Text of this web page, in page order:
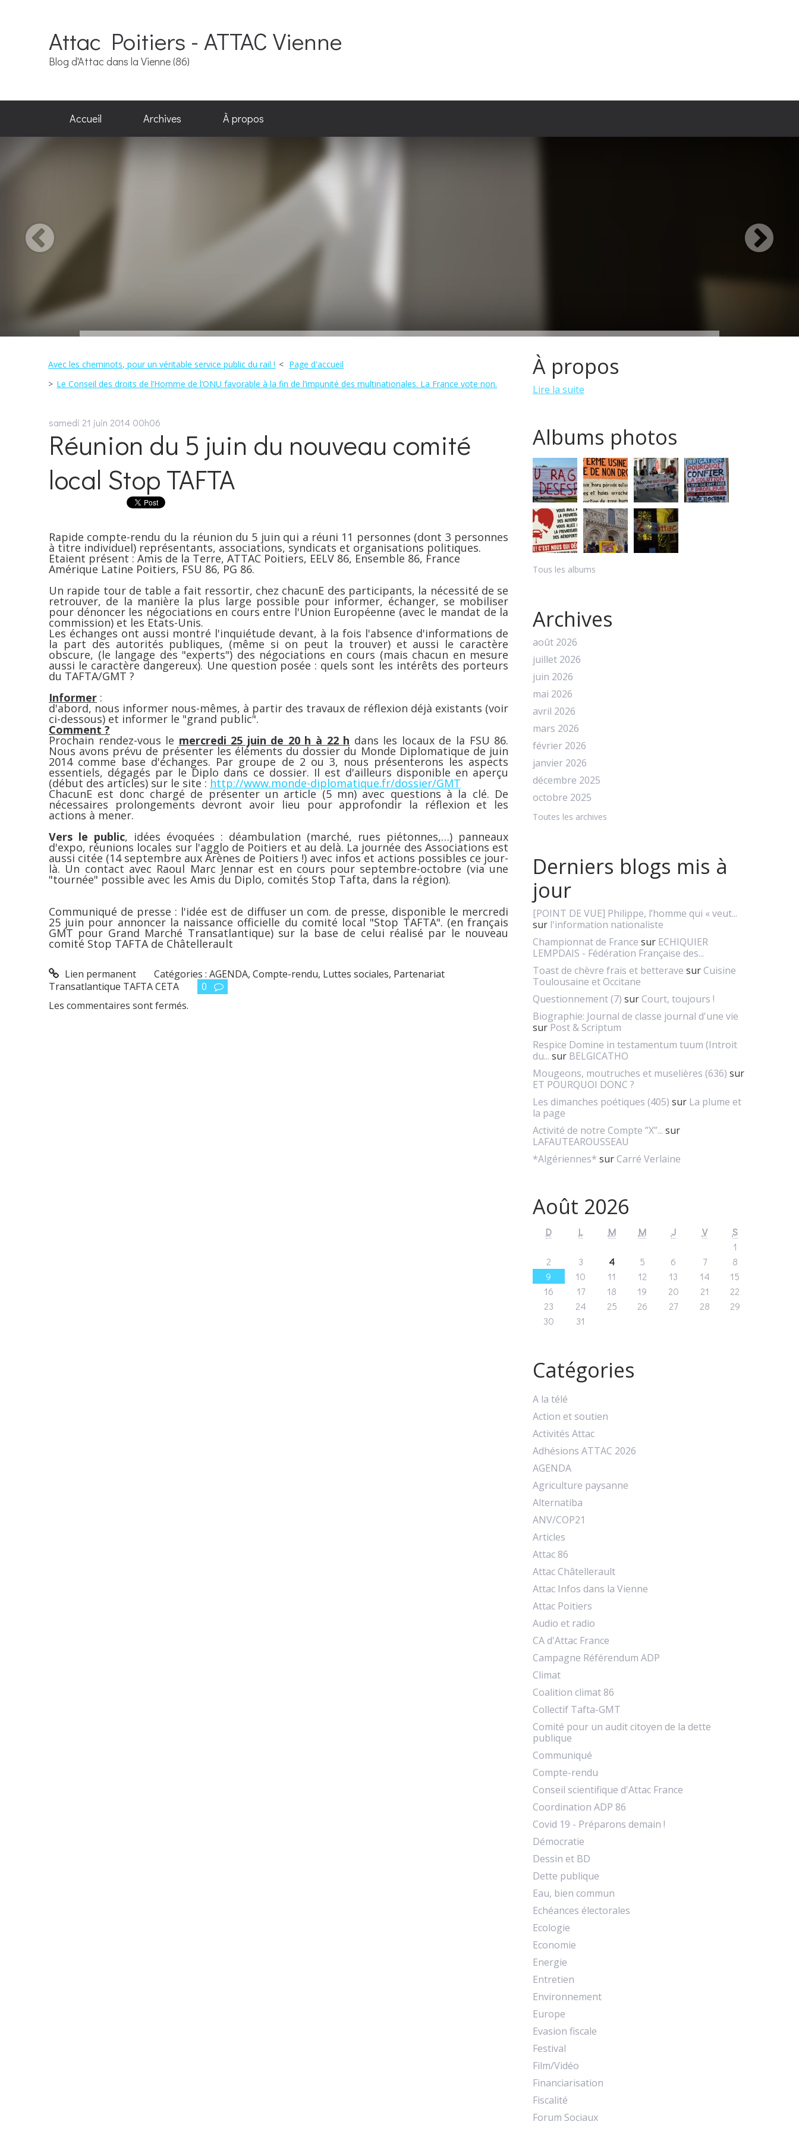
Attac Poitiers - ATTAC Vienne
Blog d'Attac dans la Vienne (86)
Accueil Archives À propos
Avec les cheminots, pour un véritable service public du rail !
Page d'accueil
Le Conseil des droits de l’Homme de l’ONU favorable à la fin de l’impunité des multinationales. La France vote non.
samedi 21 juin 2014 00h06
Réunion du 5 juin du nouveau comité
local Stop TAFTA
Rapide compte-rendu du la réunion du 5 juin qui a réuni 11 personnes (dont 3 personnes
à titre individuel) représentants, associations, syndicats et organisations politiques.
Etaient présent : Amis de la Terre, ATTAC Poitiers, EELV 86, Ensemble 86, France
Amérique Latine Poitiers, FSU 86, PG 86.
Un rapide tour de table a fait ressortir, chez chacunE des participants, la nécessité de se
retrouver, de la manière la plus large possible pour informer, échanger, se mobiliser
pour dénoncer les négociations en cours entre l'Union Européenne (avec le mandat de la
commission) et les Etats-Unis.
Les échanges ont aussi montré l'inquiétude devant, à la fois l'absence d'informations de
la part des autorités publiques, (même si on peut la trouver) et aussi le caractère
obscure, (le langage des "experts") des négociations en cours (mais chacun en mesure
aussi le caractère dangereux). Une question posée : quels sont les intérêts des porteurs
du TAFTA/GMT ?
Informer :
d'abord, nous informer nous-mêmes, à partir des travaux de réflexion déjà existants (voir
ci-dessous) et informer le "grand public".
Comment ?
Prochain rendez-vous le mercredi 25 juin de 20 h à 22 h dans les locaux de la FSU 86.
Nous avons prévu de présenter les éléments du dossier du Monde Diplomatique de juin
2014 comme base d'échanges. Par groupe de 2 ou 3, nous présenterons les aspects
essentiels, dégagés par le Diplo dans ce dossier. Il est d'ailleurs disponible en aperçu
(début des articles) sur le site : http://www.monde-diplomatique.fr/dossier/GMT
ChacunE est donc chargé de présenter un article (5 mn) avec questions à la clé. De
nécessaires prolongements devront avoir lieu pour approfondir la réflexion et les
actions à mener.
Vers le public, idées évoquées : déambulation (marché, rues piétonnes,…) panneaux
d'expo, réunions locales sur l'agglo de Poitiers et au delà. La journée des Associations est
aussi citée (14 septembre aux Arènes de Poitiers !) avec infos et actions possibles ce jour-
là. Un contact avec Raoul Marc Jennar est en cours pour septembre-octobre (via une
"tournée" possible avec les Amis du Diplo, comités Stop Tafta, dans la région).
Communiqué de presse : l'idée est de diffuser un com. de presse, disponible le mercredi
25 juin pour annoncer la naissance officielle du comité local "Stop TAFTA". (en français
GMT pour Grand Marché Transatlantique) sur la base de celui réalisé par le nouveau
comité Stop TAFTA de Châtellerault
Lien permanent Catégories :AGENDA,Compte-rendu, Luttes sociales, Partenariat
Transatlantique TAFTA CETA
0
Les commentaires sont fermés.
À propos
Lire la suite
Albums photos
Tous les albums
Archives
août 2026
juillet 2026
juin 2026
mai 2026
avril 2026
mars 2026
février 2026
janvier 2026
décembre 2025
octobre 2025
Toutes les archives
Derniers blogs mis à
jour
[POINT DE VUE] Philippe, l’homme qui « veut...
sur l'information nationaliste
Championnat de France sur ECHIQUIER
LEMPDAIS - Fédération Française des...
Toast de chèvre frais et betterave sur Cuisine
Toulousaine et Occitane
Questionnement (7) sur Court, toujours !
Biographie: Journal de classe journal d'une vie
sur Post & Scriptum
Respice Domine in testamentum tuum (Introit
du... sur BELGICATHO
Mougeons, moutruches et muselières (636) sur
ET POURQUOI DONC ?
Les dimanches poétiques (405) sur La plume et
la page
Activité de notre Compte ”X”... sur
LAFAUTEAROUSSEAU
*Algériennes* sur Carré Verlaine
Août 2026
D L M M J V
S
1
2
3 4 5 6 7
8
9
10 11 12 13 14
15
16
17 18 19 20 21
22
23
24 25 26 27 28
29
30
31
Catégories
A la télé
Action et soutien
Activités Attac
Adhésions ATTAC 2026
AGENDA
Agriculture paysanne
Alternatiba
ANV/COP21
Articles
Attac 86
Attac Châtellerault
Attac Infos dans la Vienne
Attac Poitiers
Audio et radio
CA d'Attac France
Campagne Référendum ADP
Climat
Coalition climat 86
Collectif Tafta-GMT
Comité pour un audit citoyen de la dette
publique
Communiqué
Compte-rendu
Conseil scientifique d'Attac France
Coordination ADP 86
Covid 19 - Préparons demain !
Démocratie
Dessin et BD
Dette publique
Eau, bien commun
Echéances électorales
Ecologie
Economie
Energie
Entretien
Environnement
Europe
Evasion fiscale
Festival
Film/Vidéo
Financiarisation
Fiscalité
Forum Sociaux